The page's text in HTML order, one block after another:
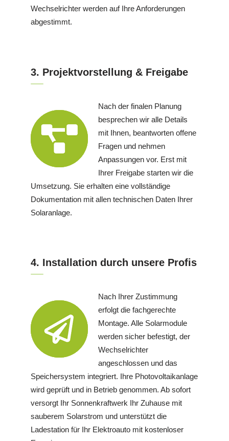
Wechselrichter werden auf Ihre Anforderungen
abgestimmt.
3. Projektvorstellung & Freigabe
Nach der finalen Planung
besprechen wir alle Details
mit Ihnen, beantworten offene
Fragen und nehmen
Anpassungen vor. Erst mit
Ihrer Freigabe starten wir die
Umsetzung. Sie erhalten eine vollständige
Dokumentation mit allen technischen Daten Ihrer
Solaranlage.
4. Installation durch unsere Profis
Nach Ihrer Zustimmung
erfolgt die fachgerechte
Montage. Alle Solarmodule
werden sicher befestigt, der
Wechselrichter
angeschlossen und das
Speichersystem integriert. Ihre Photovoltaikanlage
wird geprüft und in Betrieb genommen. Ab sofort
versorgt Ihr Sonnenkraftwerk Ihr Zuhause mit
sauberem Solarstrom und unterstützt die
Ladestation für Ihr Elektroauto mit kostenloser